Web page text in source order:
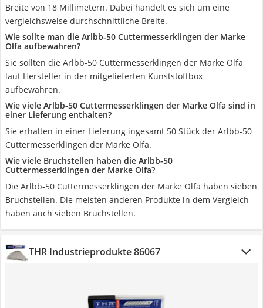
Breite von 18 Millimetern. Dabei handelt es sich um eine
vergleichsweise durchschnittliche Breite.
Wie sollte man die Arlbb-50 Cuttermesserklingen der Marke
Olfa aufbewahren?
Sie sollten die Arlbb-50 Cuttermesserklingen der Marke Olfa
laut Hersteller in der mitgelieferten Kunststoffbox
aufbewahren.
Wie viele Arlbb-50 Cuttermesserklingen der Marke Olfa sind in
einer Lieferung enthalten?
Sie erhalten in einer Lieferung ingesamt 50 Stück der Arlbb-50
Cuttermesserklingen der Marke Olfa.
Wie viele Bruchstellen haben die Arlbb-50
Cuttermesserklingen der Marke Olfa?
Die Arlbb-50 Cuttermesserklingen der Marke Olfa haben sieben
Bruchstellen. Die meisten anderen Produkte in dem Vergleich
haben auch sieben Bruchstellen.
THR Industrieprodukte 86067